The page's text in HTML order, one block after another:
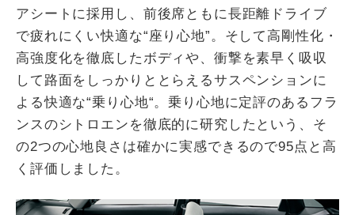
アシートに採用し、前後席ともに長距離ドライブ
で疲れにくい快適な“座り心地”。そして高剛性化・
高強度化を徹底したボディや、衝撃を素早く吸収
して路面をしっかりととらえるサスペンションに
よる快適な“乗り心地“。乗り心地に定評のあるフラ
ンスのシトロエンを徹底的に研究したという、そ
の2つの心地良さは確かに実感できるので95点と高
く評価しました。